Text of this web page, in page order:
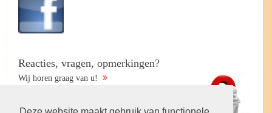
Reacties, vragen, opmerkingen?
Wij horen graag van u!